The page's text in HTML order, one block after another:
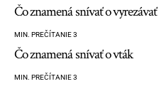
Čo znamená snívať o vyrezávať
MIN. PREČÍTANIE 3
Čo znamená snívať o vták
MIN. PREČÍTANIE 3